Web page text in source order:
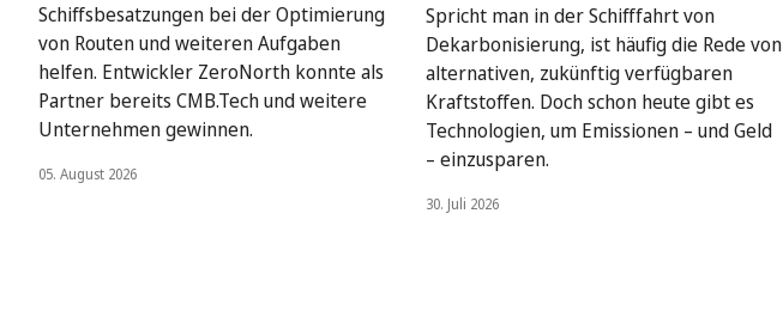
Schiffsbesatzungen bei der Optimierung
von Routen und weiteren Aufgaben
helfen. Entwickler ZeroNorth konnte als
Partner bereits CMB.Tech und weitere
Unternehmen gewinnen.
05. August 2026
Spricht man in der Schifffahrt von
Dekarbonisierung, ist häufig die Rede von
alternativen, zukünftig verfügbaren
Kraftstoffen. Doch schon heute gibt es
Technologien, um Emissionen – und Geld
– einzusparen.
30. Juli 2026